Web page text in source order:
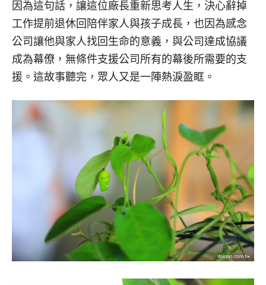
因為這句話，讓這位廠長重新思考人生，決心辭掉
工作提前退休回陪伴家人與孩子成長，也因為感念
公司讓他與家人找回生命的意義，與公司達成協議
成為幕僚，無條件支援公司所有的幕後所需要的支
援。這故事聽完，眾人又是一陣熱淚盈眶。